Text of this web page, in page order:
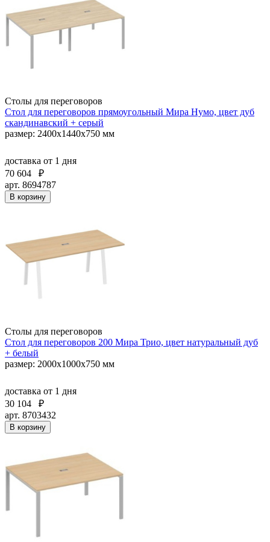
Столы для переговоров
Стол для переговоров прямоугольный Мира Нумо, цвет дуб
скандинавский + серый
размер: 2400x1440x750 мм
доставка от 1 дня
70 604
₽
арт. 8694787
В корзину
Столы для переговоров
Стол для переговоров 200 Мира Трио, цвет натуральный дуб
+ белый
размер: 2000x1000x750 мм
доставка от 1 дня
30 104
₽
арт. 8703432
В корзину